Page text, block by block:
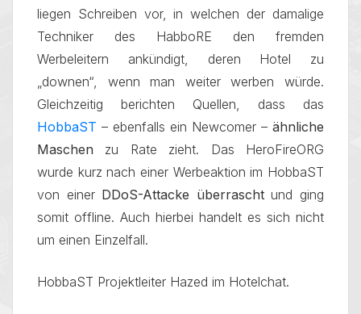
liegen Schreiben vor, in welchen der damalige
Techniker des HabboRE den fremden
Werbeleitern ankündigt, deren Hotel zu
„downen“, wenn man weiter werben würde.
Gleichzeitig berichten Quellen, dass das
HobbaST – ebenfalls ein Newcomer – ähnliche
Maschen zu Rate zieht. Das HeroFireORG
wurde kurz nach einer Werbeaktion im HobbaST
von einer DDoS-Attacke überraschtund ging
somit offline. Auch hierbei handelt es sich nicht
um einen Einzelfall.
HobbaST Projektleiter Hazed im Hotelchat.